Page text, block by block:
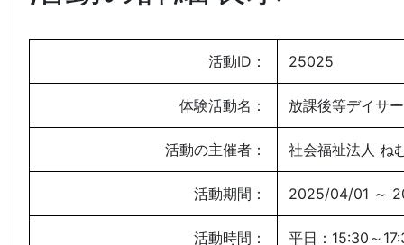
活動ID： 25025
体験活動名： 放課後等デイサ
活動の主催者： 社会福祉法人 ね
活動期間： 2025/04/01 ～
活動時間：
平日：15:30～